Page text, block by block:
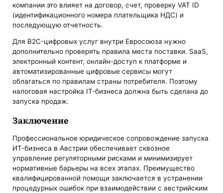
компании это влияет на договор, счет, проверку VAT ID
(идентификационного номера плательщика НДС) и
последующую отчетность.
Для B2C-цифровых услуг внутри Евросоюза нужно
дополнительно проверять правила места поставки. SaaS,
электронный контент, онлайн-доступ к платформе и
автоматизированные цифровые сервисы могут
облагаться по правилам страны потребителя. Поэтому
налоговая настройка IT-бизнеса должна быть сделана до
запуска продаж.
Заключение
Профессиональное юридическое сопровождение запуска
ИТ-бизнеса в Австрии обеспечивает сквозное
управление регуляторными рисками и минимизирует
нормативные барьеры на всех этапах. Преимущество
квалифицированной помощи заключается в устранении
процедурных ошибок при взаимодействии с австрийским